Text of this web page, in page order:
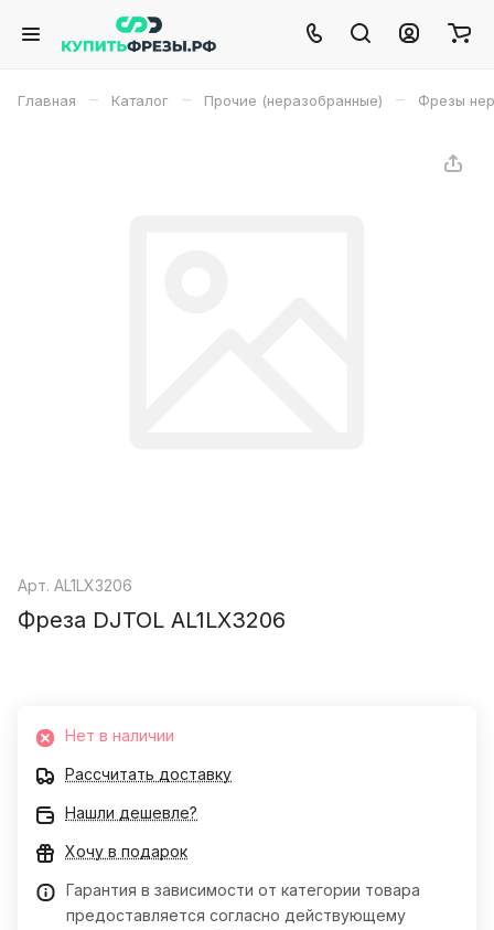
Главная – Каталог – Прочие (неразобранные) – Фрезы
Арт. AL1LX3206
Фреза DJTOL AL1LX3206
Нет в наличии
Рассчитать доставку
Нашли дешевле?
Хочу в подарок
Гарантия в зависимости от категории товара
предоставляется согласно действующему